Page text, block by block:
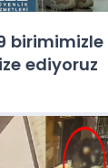
ediyoruz